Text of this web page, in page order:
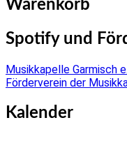
Warenkorb
Spotify und
Musikkapelle Garmisch
Förderverein der
Kalender